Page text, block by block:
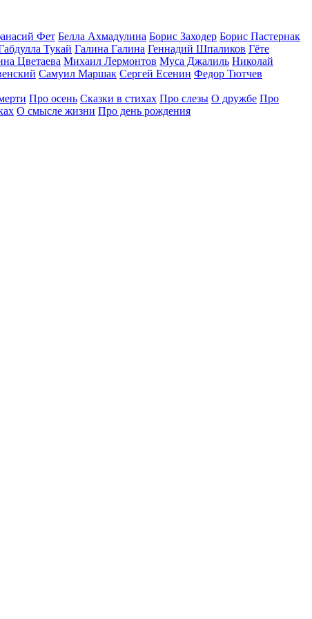
Фет Белла Ахмадулина Борис Заходер Борис Пастернак
Тукай Галина Галина Геннадий Шпаликов Гёте
Цветаева Михаил Лермонтов Муса Джалиль Николай
Самуил Маршак Сергей Есенин Федор Тютчев
Про осень Сказки в стихах Про слезы О дружбе Про
О смысле жизни Про день рождения